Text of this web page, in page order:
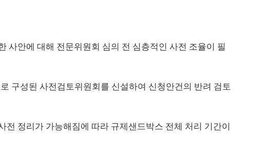
사안에 대해 전문위원회 심의 전 심층적인 사전 조율이 필
구성된 사전검토위원회를 신설하여 신청안건의 반려 검토
정리가 가능해짐에 따라 규제샌드박스 전체 처리 기간이